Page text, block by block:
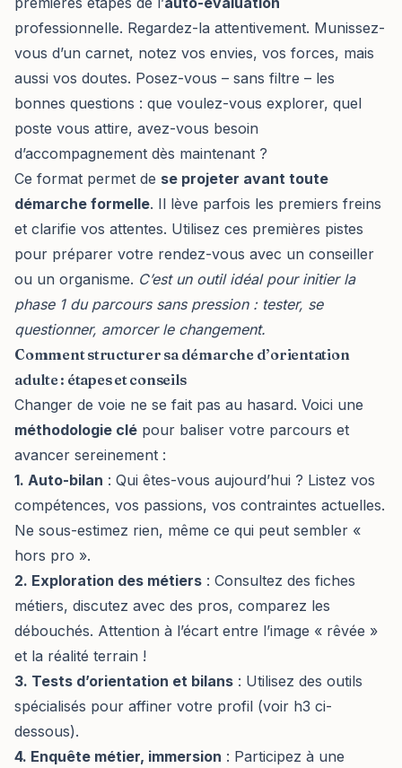
professionnelle. Regardez-la attentivement. Munissez-
vous d’un carnet, notez vos envies, vos forces, mais
aussi vos doutes. Posez-vous – sans filtre – les
bonnes questions : que voulez-vous explorer, quel
poste vous attire, avez-vous besoin
d’accompagnement dès maintenant ?
Ce format permet de se projeter avant toute
démarche formelle. Il lève parfois les premiers freins
et clarifie vos attentes. Utilisez ces premières pistes
pour préparer votre rendez-vous avec un conseiller
ou un organisme. C’est un outil idéal pour initier la
phase 1 du parcours sans pression : tester, se
questionner, amorcer le changement.
Comment structurer sa démarche d’orientation
adulte : étapes et conseils
Changer de voie ne se fait pas au hasard. Voici une
méthodologie clé pour baliser votre parcours et
avancer sereinement :
1. Auto-bilan : Qui êtes-vous aujourd’hui ? Listez vos
compétences, vos passions, vos contraintes actuelles.
Ne sous-estimez rien, même ce qui peut sembler «
hors pro ».
2. Exploration des métiers : Consultez des fiches
métiers, discutez avec des pros, comparez les
débouchés. Attention à l’écart entre l’image « rêvée »
et la réalité terrain !
3. Tests d’orientation et bilans : Utilisez des outils
spécialisés pour affiner votre profil (voir h3 ci-
dessous).
4. Enquête métier, immersion : Participez à une